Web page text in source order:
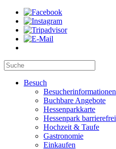
Besuch
Besucherinformationen
Buchbare Angebote
Hessenparkkarte
Hessenpark barrierefrei
Hochzeit & Taufe
Gastronomie
Einkaufen